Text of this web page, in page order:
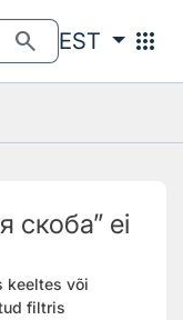
search EST apps
скоба” ei
keeltes või
filtris